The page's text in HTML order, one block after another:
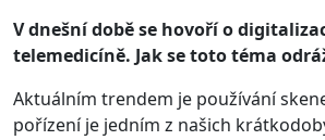
V dnešní době se hovoří o
telemedicíně. Jak se toto téma
Aktuálním trendem je používání
pořízení je jedním z našich